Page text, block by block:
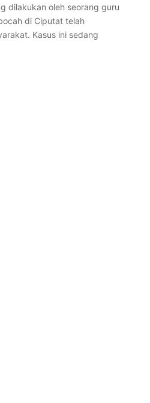
dilakukan oleh seorang guru
di Ciputat telah
Kasus ini sedang